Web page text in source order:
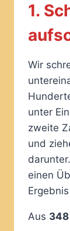
1.
Wir
unter
zweite
und
einen
Aus 348